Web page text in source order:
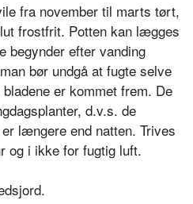
fra november til marts tørt,
frostfrit. Potten kan lægges
begynder efter vanding
bør undgå at fugte selve
er kommet frem. De
d.v.s. de
længere end natten. Trives
og i ikke for fugtig luft.